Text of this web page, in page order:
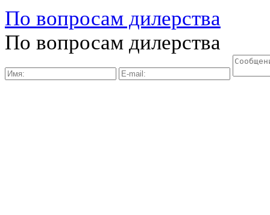
По вопросам дилерства
По вопросам дилерства